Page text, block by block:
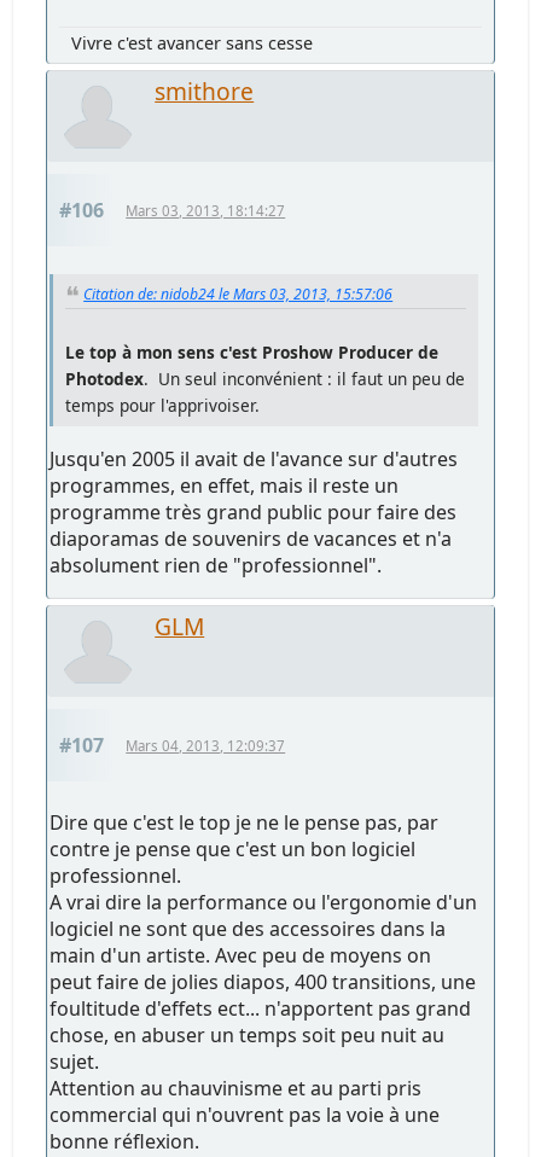
Vivre c'est avancer sans cesse
smithore
#106 Mars 03, 2013, 18:14:27
Citation de: nidob24 le Mars 03, 2013, 15:57:06
Le top à mon sens c'est Proshow Producer de
Photodex. Un seul inconvénient : il faut un peu de
temps pour l'apprivoiser.
Jusqu'en 2005 il avait de l'avance sur d'autres
programmes, en effet, mais il reste un
programme très grand public pour faire des
diaporamas de souvenirs de vacances et n'a
absolument rien de "professionnel".
GLM
#107 Mars 04, 2013, 12:09:37
Dire que c'est le top je ne le pense pas, par
contre je pense que c'est un bon logiciel
professionnel.
A vrai dire la performance ou l'ergonomie d'un
logiciel ne sont que des accessoires dans la
main d'un artiste. Avec peu de moyens on
peut faire de jolies diapos, 400 transitions, une
foultitude d'effets ect... n'apportent pas grand
chose, en abuser un temps soit peu nuit au
sujet.
Attention au chauvinisme et au parti pris
commercial qui n'ouvrent pas la voie à une
bonne réflexion.